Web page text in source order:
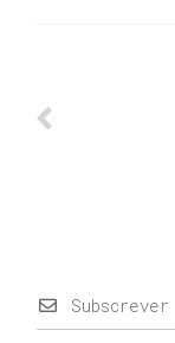
Subscrever